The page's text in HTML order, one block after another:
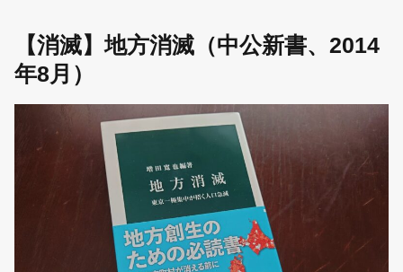
【消滅】地方消滅（中公新書、2014
年8月）